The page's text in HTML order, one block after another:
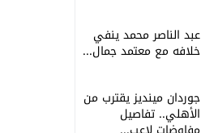
عبد الناصر محمد ينفي
خلافه مع معتمد جمال...
جوردان مينديز يقترب من
الأهلي.. تفاصيل